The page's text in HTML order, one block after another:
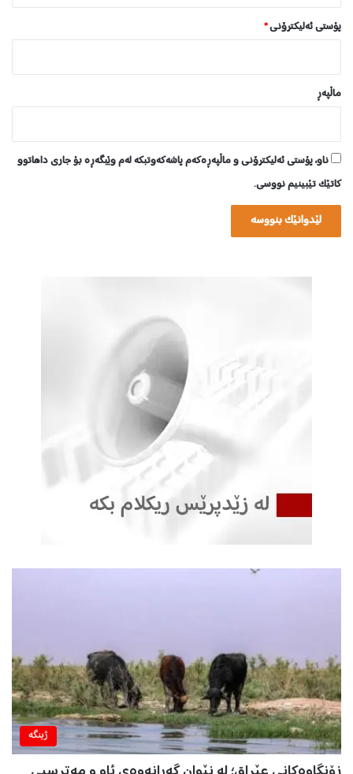
پۆستی ئەلیکترۆنی*
ماڵپه‌ڕ
ناو، پۆستی ئەلیکترۆنی و ماڵپەڕەکەم پاشەکەوتبکە لەم وێبگەڕە بۆ جاری داهاتوو
کاتێک تێبینیم نووسی.
ژینگه‌